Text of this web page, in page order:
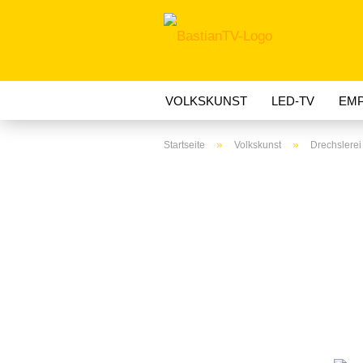
VOLKSKUNST LED-TV
Startseite » Volkskunst »